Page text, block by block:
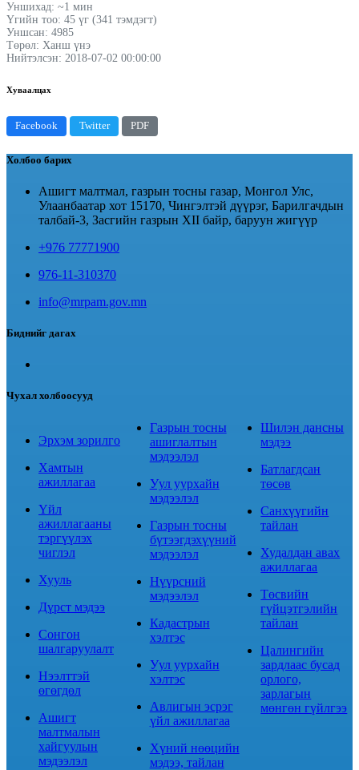
Уншихад: ~1 мин
Үгийн тоо: 45 үг (341 тэмдэгт)
Уншсан: 4985
Төрөл: Ханш үнэ
Нийтэлсэн: 2018-07-02 00:00:00
Хуваалцах
Facebook Twitter PDF
Холбоо барих
Ашигт малтмал, газрын тосны газар, Монгол Улс,
Улаанбаатар хот 15170, Чингэлтэй дүүрэг, Барилгачдын
талбай-3, Засгийн газрын XII байр, баруун жигүүр
+976 77771900
976-11-310370
info@mrpam.gov.mn
Биднийг дагах
Чухал холбоосууд
Эрхэм зорилго
Хамтын
ажиллагаа
Үйл
ажиллагааны
тэргүүлэх
чиглэл
Хууль
Дүрст мэдээ
Сонгон
шалгаруулалт
Нээлттэй
өгөгдөл
Ашигт
малтмалын
хайгуулын
мэдээлэл
Газрын тосны
ашиглалтын
мэдээлэл
Уул уурхайн
мэдээлэл
Газрын тосны
бүтээгдэхүүний
мэдээлэл
Нүүрсний
мэдээлэл
Кадастрын
хэлтэс
Уул уурхайн
хэлтэс
Авлигын эсрэг
үйл ажиллагаа
Хүний нөөцийн
мэдээ, тайлан
Шилэн дансны
мэдээ
Батлагдсан
төсөв
Санхүүгийн
тайлан
Худалдан авах
ажиллагаа
Төсвийн
гүйцэтгэлийн
тайлан
Цалингийн
зардлаас бусад
орлого,
зарлагын
мөнгөн гүйлгээ